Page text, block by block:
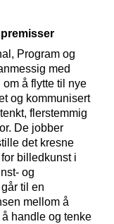
Program og
med
å flytte til nye
og kommunisert
flerstemmig
De jobber
det kresne
billedkunst i
og
til en
mellom å
handle og tenke